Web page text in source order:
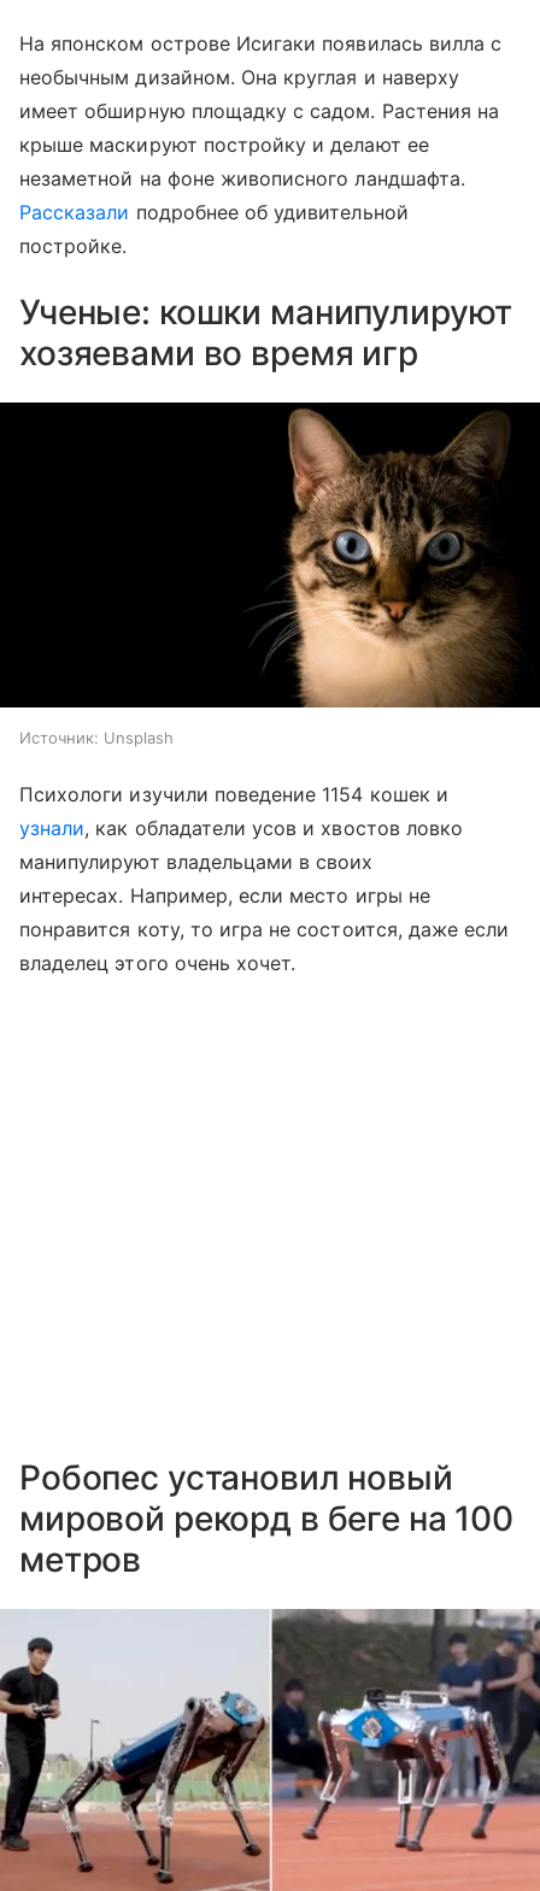
На японском острове Исигаки появилась вилла с
необычным дизайном. Она круглая и наверху
имеет обширную площадку с садом. Растения на
крыше маскируют постройку и делают ее
незаметной на фоне живописного ландшафта.
Рассказали подробнее об удивительной
постройке.
Ученые: кошки манипулируют
хозяевами во время игр
Источник: Unsplash
Психологи изучили поведение 1154 кошек и
узнали, как обладатели усов и хвостов ловко
манипулируют владельцами в своих
интересах. Например, если место игры не
понравится коту, то игра не состоится, даже если
владелец этого очень хочет.
Робопес установил новый
мировой рекорд в беге на 100
метров